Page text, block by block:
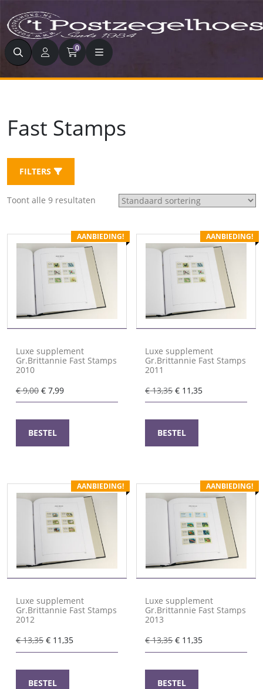
Zoeken 0
Fast Stamps
FILTERS
Toont alle 9 resultaten
AANBIEDING!
Luxe supplement
Gr.Brittannie Fast Stamps
2010
€9,00 Oorspronkelijke
prijs
€ 9,00.
€ 7,99Huidige
prijs
BESTEL
AANBIEDING!
Luxe supplement
Gr.Brittannie Fast Stamps
2011
€13,35Oorspronkelijke
prijs
€ 13,35.
€ 11,35Huidige
prijs
BESTEL
AANBIEDING!
Luxe supplement
Gr.Brittannie Fast Stamps
2012
€13,35 Oorspronkelijke
prijs
€ 13,35.
€ 11,35Huidige
prijs
BESTEL
AANBIEDING!
Luxe supplement
Gr.Brittannie Fast Stamps
2013
€13,35Oorspronkelijke
prijs
€ 13,35.
€ 11,35Huidige
prijs
BESTEL